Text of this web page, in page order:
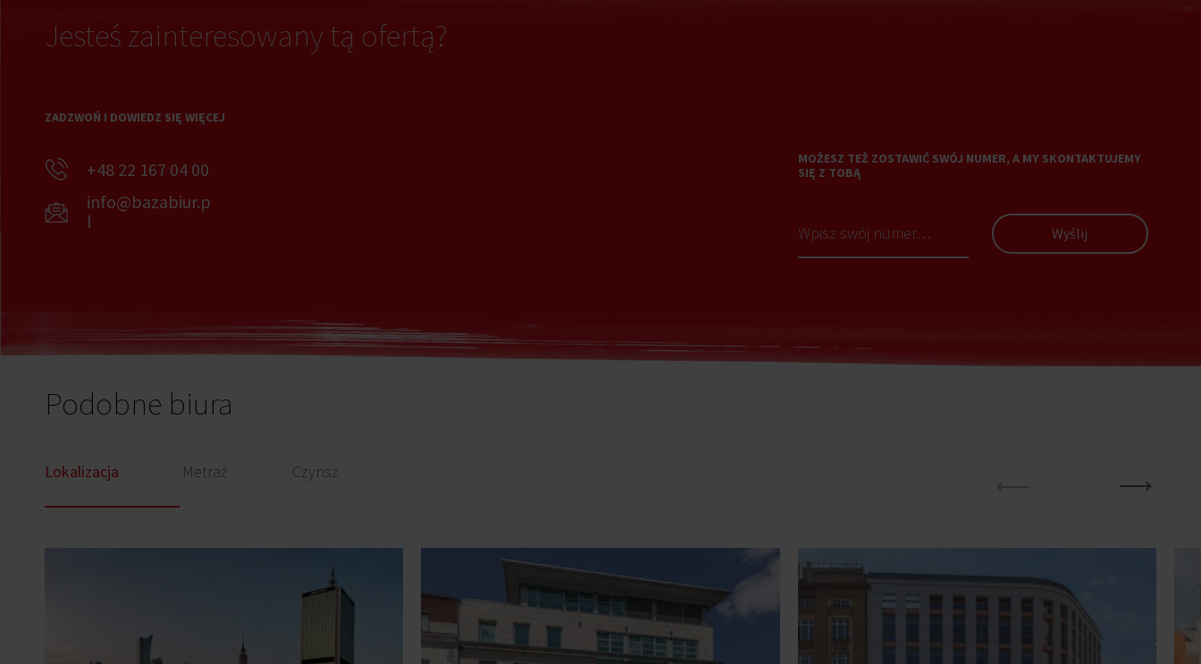
Jesteś zainteresowany tą ofertą?
ZADZWOŃ I DOWIEDZ SIĘ WIĘCEJ
+48 22 167 04 00
info@bazabiur.p
l
MOŻESZ TEŻ ZOSTAWIĆ SWÓJ NUMER, A MY SKONTAKTUJEMY
SIĘ Z TOBĄ
Wyślij
Podobne biura
Lokalizacja Metraż Czynsz